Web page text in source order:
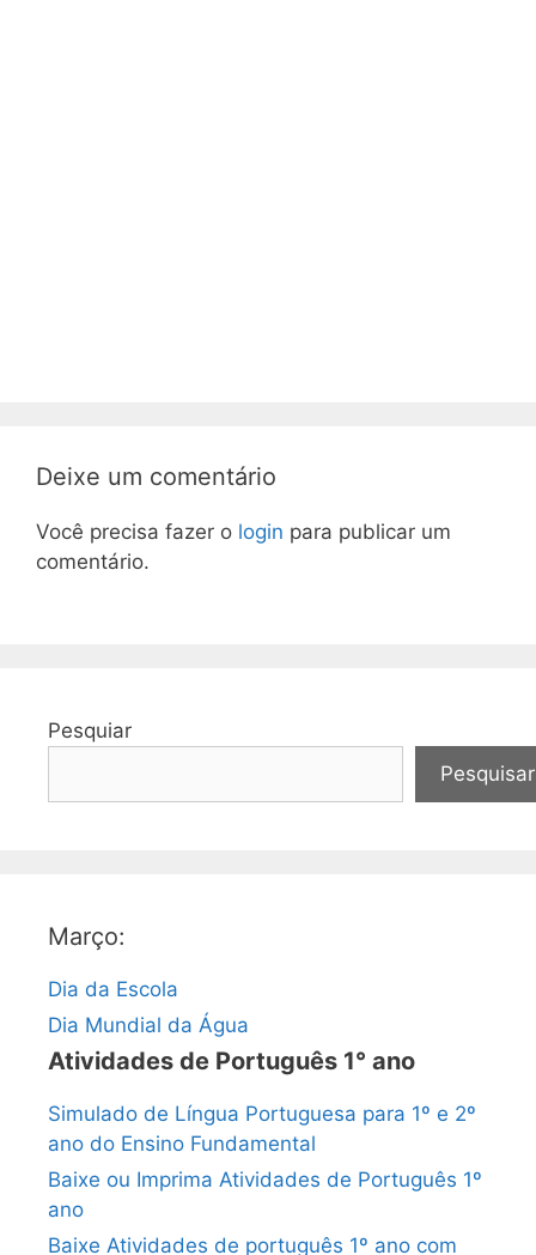
Deixe um comentário
Você precisa fazer o login para publicar um
comentário.
Pesquiar
Pesquisar
Março:
Dia da Escola
Dia Mundial da Água
Atividades de Português 1° ano
Simulado de Língua Portuguesa para 1º e 2º
ano do Ensino Fundamental
Baixe ou Imprima Atividades de Português 1º
ano
Baixe Atividades de português 1º ano com